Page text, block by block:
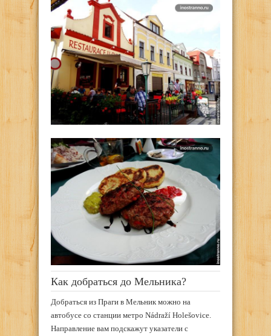
Как добраться до Мельника?
Добраться из Праги в Мельник можно на
автобусе со станции метро Nádraží Holešovice.
Направление вам подскажут указатели с